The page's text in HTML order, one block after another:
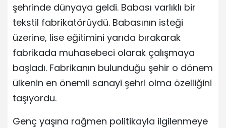
şehrinde dünyaya geldi. Babası varlıklı bir
tekstil fabrikatörüydü. Babasının isteği
üzerine, lise eğitimini yarıda bırakarak
fabrikada muhasebeci olarak çalışmaya
başladı. Fabrikanın bulunduğu şehir o dönem
ülkenin en önemli sanayi şehri olma özelliğini
taşıyordu.
Genç yaşına rağmen politikayla ilgilenmeye